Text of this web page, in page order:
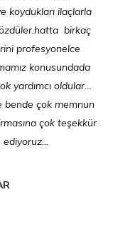
koydukları ilaçlarla
birkaç
profesyonelce
konusundada
yardımcı oldular…
bende çok memnun
çok teşekkür